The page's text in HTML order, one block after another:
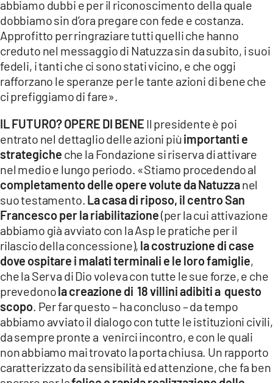
abbiamo dubbi e per il riconoscimento della quale
dobbiamo sin d’ora pregare con fede e costanza.
Approfitto per ringraziare tutti quelli che hanno
creduto nel messaggio di Natuzza sin da subito, i suoi
fedeli, i tanti che ci sono stati vicino, e che oggi
rafforzano le speranze per le tante azioni di bene che
ci prefiggiamo di fare».
IL FUTURO? OPERE DI BENE Il presidente è poi
entrato nel dettaglio delle azioni piùimportanti e
strategiche che la Fondazione si riserva di attivare
nel medio e lungo periodo. «Stiamo procedendo al
completamento delle opere volute da Natuzzanel
suo testamento. La casa di riposo, il centro San
Francesco per la riabilitazione(per la cui attivazione
abbiamo già avviato con la Asp le pratiche per il
rilascio della concessione), la costruzione di case
dove ospitare i malati terminali e le loro famiglie,
che la Serva di Dio voleva con tutte le sue forze, e che
prevedonola creazione di 18 villini adibiti a questo
scopo. Per far questo – ha concluso – da tempo
abbiamo avviato il dialogo con tutte le istituzioni civili,
da sempre pronte a venirci incontro, e con le quali
non abbiamo mai trovato la porta chiusa. Un rapporto
caratterizzato da sensibilità ed attenzione, che fa ben